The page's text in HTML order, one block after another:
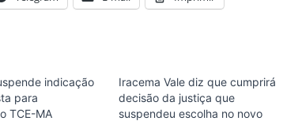
indicação
para
TCE-MA
Iracema Vale diz que cumprirá
decisão da justiça que
suspendeu escolha no novo